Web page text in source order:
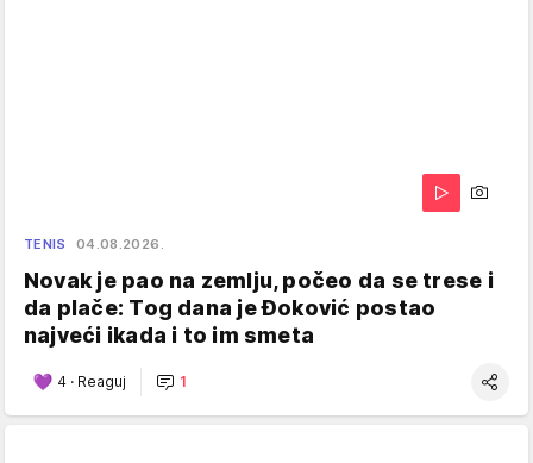
TENIS 04.08.2026.
Novak je pao na zemlju, počeo da se trese i
da plače: Tog dana je Đoković postao
najveći ikada i to im smeta
4 · Reaguj 1